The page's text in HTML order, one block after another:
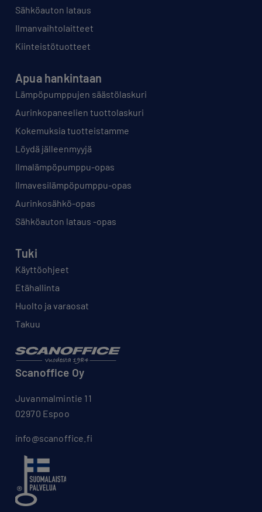
Sähköauton lataus
Ilmanvaihtolaitteet
Kiinteistötuotteet
Apua hankintaan
Lämpöpumppujen säästölaskuri
Aurinkopaneelien tuottolaskuri
Kokemuksia tuotteistamme
Löydä jälleenmyyjä
Ilmalämpöpumppu-opas
Ilmavesilämpöpumppu-opas
Aurinkosähkö-opas
Sähköauton lataus -opas
Tuki
Käyttöohjeet
Etähallinta
Huolto ja varaosat
Takuu
Scanoffice Oy
Juvanmalmintie 11
02970 Espoo
info@scanoffice.fi